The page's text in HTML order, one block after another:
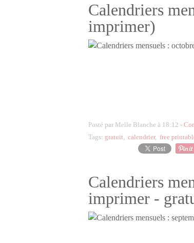
Calendriers
imprimer)
Posté par Melle Blanche à 18:12 -
Tags: gratuit, calendrier, free
Calendriers
imprimer -